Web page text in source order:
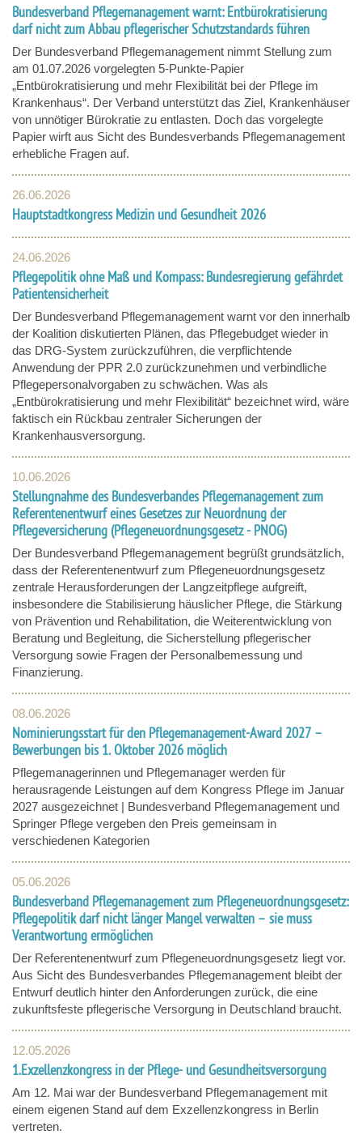
Bundesverband Pflegemanagement warnt: Entbürokratisierung
darf nicht zum Abbau pflegerischer Schutzstandards führen
Der Bundesverband Pflegemanagement nimmt Stellung zum
am 01.07.2026 vorgelegten 5-Punkte-Papier
„Entbürokratisierung und mehr Flexibilität bei der Pflege im
Krankenhaus“. Der Verband unterstützt das Ziel, Krankenhäuser
von unnötiger Bürokratie zu entlasten. Doch das vorgelegte
Papier wirft aus Sicht des Bundesverbands Pflegemanagement
erhebliche Fragen auf.
26.06.2026
Hauptstadtkongress Medizin und Gesundheit 2026
24.06.2026
Pflegepolitik ohne Maß und Kompass: Bundesregierung gefährdet
Patientensicherheit
Der Bundesverband Pflegemanagement warnt vor den innerhalb
der Koalition diskutierten Plänen, das Pflegebudget wieder in
das DRG-System zurückzuführen, die verpflichtende
Anwendung der PPR 2.0 zurückzunehmen und verbindliche
Pflegepersonalvorgaben zu schwächen. Was als
„Entbürokratisierung und mehr Flexibilität“ bezeichnet wird, wäre
faktisch ein Rückbau zentraler Sicherungen der
Krankenhausversorgung.
10.06.2026
Stellungnahme des Bundesverbandes Pflegemanagement zum
Referentenentwurf eines Gesetzes zur Neuordnung der
Pflegeversicherung (Pflegeneuordnungsgesetz - PNOG)
Der Bundesverband Pflegemanagement begrüßt grundsätzlich,
dass der Referentenentwurf zum Pflegeneuordnungsgesetz
zentrale Herausforderungen der Langzeitpflege aufgreift,
insbesondere die Stabilisierung häuslicher Pflege, die Stärkung
von Prävention und Rehabilitation, die Weiterentwicklung von
Beratung und Begleitung, die Sicherstellung pflegerischer
Versorgung sowie Fragen der Personalbemessung und
Finanzierung.
08.06.2026
Nominierungsstart für den Pflegemanagement-Award 2027 –
Bewerbungen bis 1. Oktober 2026 möglich
Pflegemanagerinnen und Pflegemanager werden für
herausragende Leistungen auf dem Kongress Pflege im Januar
2027 ausgezeichnet | Bundesverband Pflegemanagement und
Springer Pflege vergeben den Preis gemeinsam in
verschiedenen Kategorien
05.06.2026
Bundesverband Pflegemanagement zum Pflegeneuordnungsgesetz:
Pflegepolitik darf nicht länger Mangel verwalten – sie muss
Verantwortung ermöglichen
Der Referentenentwurf zum Pflegeneuordnungsgesetz liegt vor.
Aus Sicht des Bundesverbandes Pflegemanagement bleibt der
Entwurf deutlich hinter den Anforderungen zurück, die eine
zukunftsfeste pflegerische Versorgung in Deutschland braucht.
12.05.2026
1.Exzellenzkongress in der Pflege- und Gesundheitsversorgung
Am 12. Mai war der Bundesverband Pflegemanagement mit
einem eigenen Stand auf dem Exzellenzkongress in Berlin
vertreten.